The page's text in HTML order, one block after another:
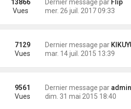
Dernier message par Flip
mer. 26 juil. 2017 09:33
13866
Vues
Dernier message par
mar. 14 juil. 2015 13:39
7129
Vues
Dernier message par
dim. 31 mai 2015 18:40
9561
Vues